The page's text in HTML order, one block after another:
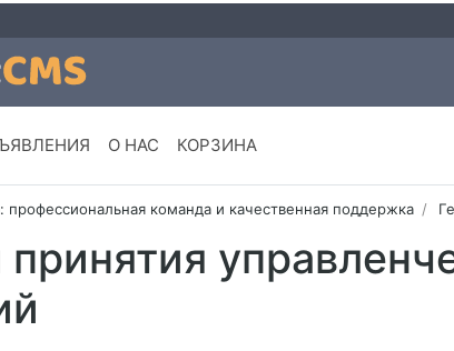
О НАС КОРЗИНА
профессиональная команда и качественная поддержка